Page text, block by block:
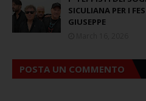
SICULIANA PER I
GIUSEPPE
POSTA UN COMMENTO